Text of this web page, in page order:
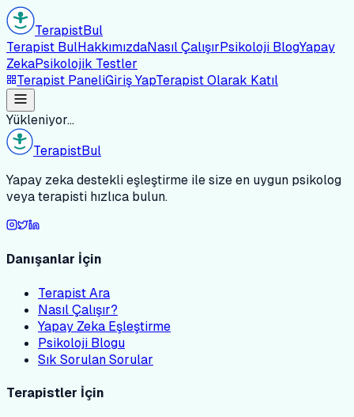
TerapistBul
Terapist BulHakkımızdaNasıl ÇalışırPsikoloji BlogYapay
ZekaPsikolojik Testler
Terapist PaneliGiriş YapTerapist Olarak Katıl
Yükleniyor...
TerapistBul
Yapay zeka destekli eşleştirme ile size en uygun psikolog
veya terapisti hızlıca bulun.
Danışanlar İçin
Terapist Ara
Nasıl Çalışır?
Yapay Zeka Eşleştirme
Psikoloji Blogu
Sık Sorulan Sorular
Terapistler İçin